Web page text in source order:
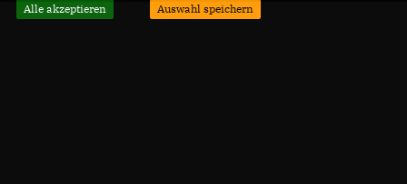
Alle akzeptieren Auswahl speichern